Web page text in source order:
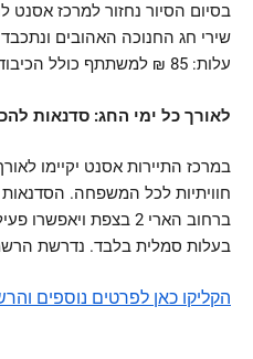
בסיום הסיור נחזור למרכז
שירי חג החנוכה האהובים
עלות: 85 ₪ למשתתף כולל הכיבוד.
לאורך כל ימי החג: סדנאות
במרכז התיירות אסנט יקיימו
חוויתיות לכל המשפחה.
ברחוב הארי 2 בצפת
בעלות סמלית בלבד. נדרשת
הקליקו כאן לפרטים נוספים